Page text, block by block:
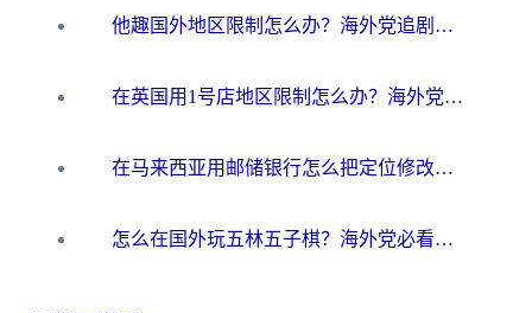
他趣国外地区限制怎么办？海外党追剧听歌看直播的一站式解决方案
在英国用1号店地区限制怎么办？海外党必看的回国加速全攻略
在马来西亚用邮储银行怎么把定位修改到中国国内？3个海外生活痛点一次解决
怎么在国外玩五林五子棋？海外党必看的回国加速全攻略（附优酷荔枝FM解决方法）